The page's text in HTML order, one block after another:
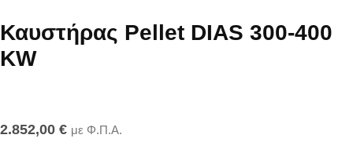
Καυστήρας Pellet DIAS 300-400
KW
2.852,00 € με Φ.Π.Α.